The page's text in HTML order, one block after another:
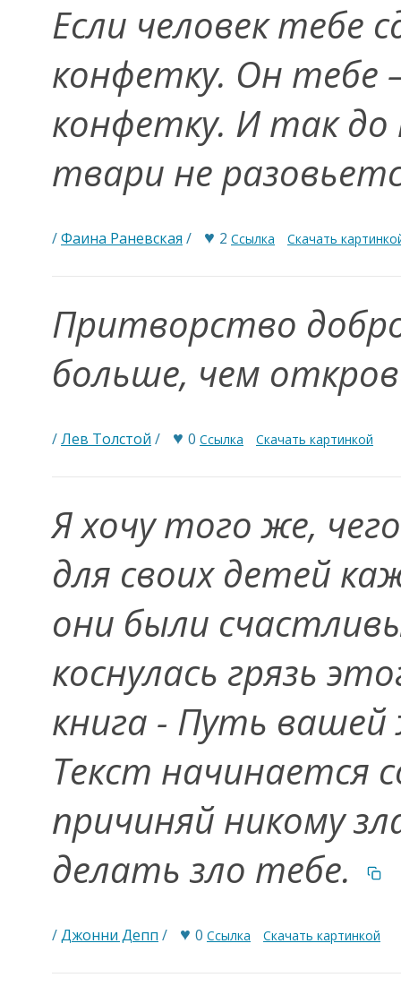
Если человек тебе
конфетку. Он
конфетку. И так до
твари не
/Фаина Раневская / ♥ 2 Ссылка Скачать
Притворство
больше, чем
/Лев Толстой / ♥ 0 Ссылка Скачать картинкой
Я хочу того же,
для своих детей
они были
коснулась грязь
книга - Путь
Текст начинается
причиняй никому
делать зло тебе.
/Джонни Депп / ♥ 0 Ссылка Скачать картинкой